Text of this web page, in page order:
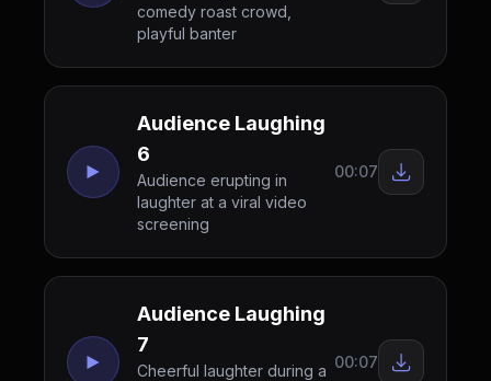
comedy roast crowd,
playful banter
Audience Laughing
6
Audience erupting in
laughter at a viral video
screening
00:07
Audience Laughing
7
Cheerful laughter during a 00:07